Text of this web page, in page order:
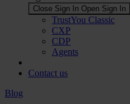
Close Sign In Open Sign In
TrustYou Classic
CXP
CDP
Agents
Contact us
Blog